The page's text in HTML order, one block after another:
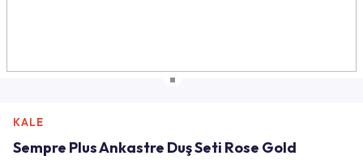
KALE
Sempre Plus Ankastre Duş Seti Rose Gold